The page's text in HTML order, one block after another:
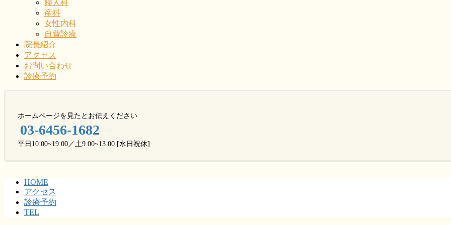
婦人科
産科
女性内科
自費診療
院長紹介
アクセス
お問い合わせ
診療予約
ホームページを見たとお伝えください
03-6456-1682
平日10:00~19:00／土9:00~13:00 [水日祝休]
HOME
アクセス
診療予約
TEL